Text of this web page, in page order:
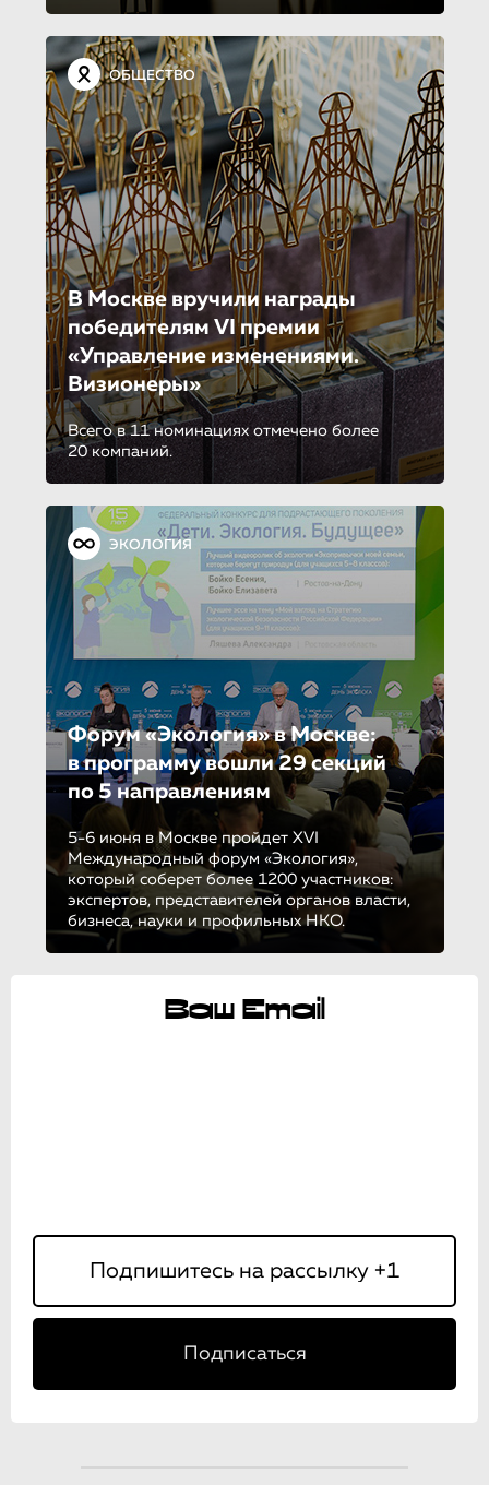
ОБЩЕСТВО
В Москве вручили награды
победителям VI премии
«Управление изменениями.
Визионеры»
Всего в 11 номинациях отмечено более
20 компаний.
ЭКОЛОГИЯ
Форум «Экология» в Москве:
в программу вошли 29 секций
по 5 направле­ни­ям
5-6 июня в Москве пройдет XVI
Международный форум «Экология»,
который соберет более 1200 участников:
экспертов, представителей органов власти,
бизнеса, науки и профильных НКО.
Ваш Email
Подписаться